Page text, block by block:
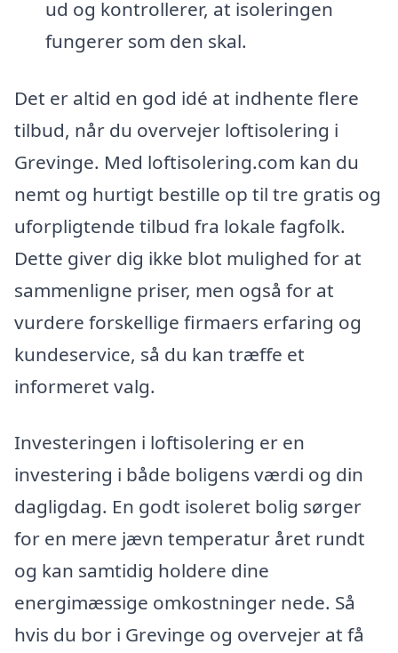
ud og kontrollerer, at isoleringen
fungerer som den skal.
Det er altid en god idé at indhente flere
tilbud, når du overvejer loftisolering i
Grevinge. Med loftisolering.com kan du
nemt og hurtigt bestille op til tre gratis og
uforpligtende tilbud fra lokale fagfolk.
Dette giver dig ikke blot mulighed for at
sammenligne priser, men også for at
vurdere forskellige firmaers erfaring og
kundeservice, så du kan træffe et
informeret valg.
Investeringen i loftisolering er en
investering i både boligens værdi og din
dagligdag. En godt isoleret bolig sørger
for en mere jævn temperatur året rundt
og kan samtidig holdere dine
energimæssige omkostninger nede. Så
hvis du bor i Grevinge og overvejer at få